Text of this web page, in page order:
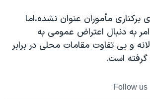
نوبل صلح
آمریکا «سی‌پک»
به چین
برکناری مأموران عنوان نشده،اما
به دنبال اعتراض عمومی به
و بی تفاوت مقامات محلی در برابر
است.
Follow us